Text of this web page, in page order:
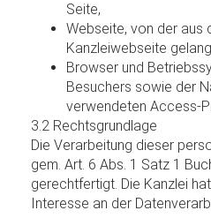
Seite,
Webseite, von der aus
Kanzleiwebseite
Browser und
Besuchers sowie der
verwendeten Access-
3.2 Rechtsgrundlage
Die Verarbeitung dieser
gem. Art. 6 Abs. 1 Satz 1
gerechtfertigt. Die Kanzlei
Interesse an der